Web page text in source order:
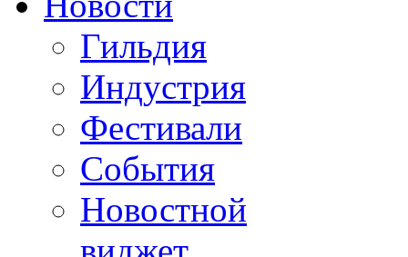
Гильдия
Индустрия
Фестивали
События
Новостной